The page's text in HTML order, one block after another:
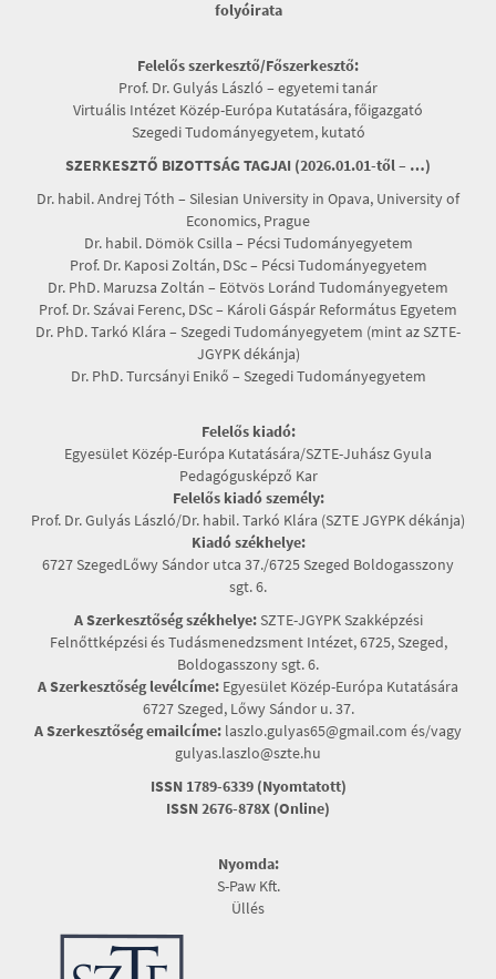
folyóirata
Felelős szerkesztő/Főszerkesztő:
Prof. Dr. Gulyás László – egyetemi tanár
Virtuális Intézet Közép-Európa Kutatására, főigazgató
Szegedi Tudományegyetem, kutató
SZERKESZTŐ BIZOTTSÁG TAGJAI (2026.01.01-től – …)
Dr. habil. Andrej Tóth – Silesian University in Opava, University of
Economics, Prague
Dr. habil. Dömök Csilla – Pécsi Tudományegyetem
Prof. Dr. Kaposi Zoltán, DSc – Pécsi Tudományegyetem
Dr. PhD. Maruzsa Zoltán – Eötvös Loránd Tudományegyetem
Prof. Dr. Szávai Ferenc, DSc – Károli Gáspár Református Egyetem
Dr. PhD. Tarkó Klára – Szegedi Tudományegyetem (mint az SZTE-
JGYPK dékánja)
Dr. PhD. Turcsányi Enikő – Szegedi Tudományegyetem
Felelős kiadó:
Egyesület Közép-Európa Kutatására/SZTE-Juhász Gyula
Pedagógusképző Kar
Felelős kiadó személy:
Prof. Dr. Gulyás László/Dr. habil. Tarkó Klára (SZTE JGYPK dékánja)
Kiadó székhelye:
6727 SzegedLőwy Sándor utca 37./6725 Szeged Boldogasszony
sgt. 6.
A Szerkesztőség székhelye:SZTE-JGYPK Szakképzési
Felnőttképzési és Tudásmenedzsment Intézet, 6725, Szeged,
Boldogasszony sgt. 6.
A Szerkesztőség levélcíme: Egyesület Közép-Európa Kutatására
6727 Szeged, Lőwy Sándor u. 37.
A Szerkesztőség emailcíme: laszlo.gulyas65@gmail.com és/vagy
gulyas.laszlo@szte.hu
ISSN 1789-6339 (Nyomtatott)
ISSN 2676-878X (Online)
Nyomda:
S-Paw Kft.
Üllés